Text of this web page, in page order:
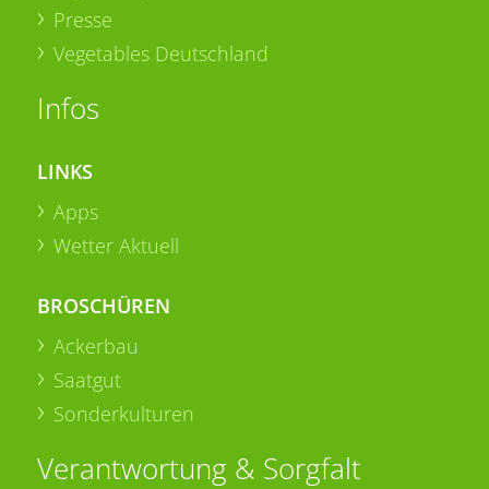
Presse
Vegetables Deutschland
Infos
LINKS
Apps
Wetter Aktuell
BROSCHÜREN
Ackerbau
Saatgut
Sonderkulturen
Verantwortung & Sorgfalt